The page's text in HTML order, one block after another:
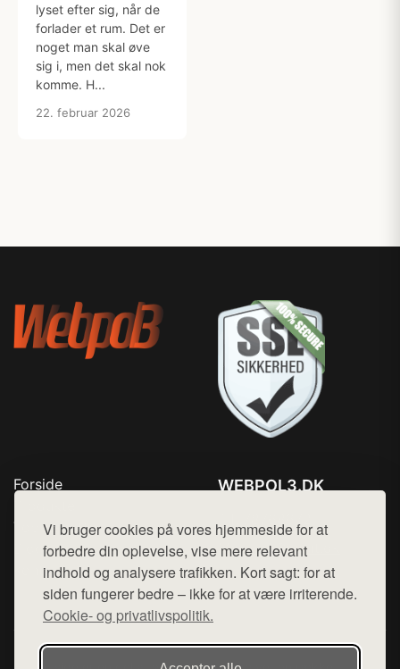
Vi bruger cookies på vores hjemmeside for at
forbedre din oplevelse, vise mere relevant
indhold og analysere trafikken. Kort sagt: for at
siden fungerer bedre – ikke for at være irriterende.
Cookie- og privatlivspolitik.
lyset efter sig, når de
forlader et rum. Det er
noget man skal øve
sig i, men det skal nok
komme. H...
22. februar 2026
Forside
Top Rabatter
Blog
Kontakt
WEBPOL3.DK
Mail: hej@want.dk
Cookie- og privatlivspolitik